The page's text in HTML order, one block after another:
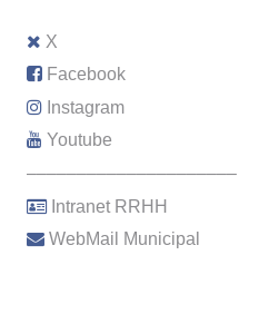
X
Facebook
Instagram
Youtube
–––––––––––––––––––––
Intranet RRHH
WebMail Municipal